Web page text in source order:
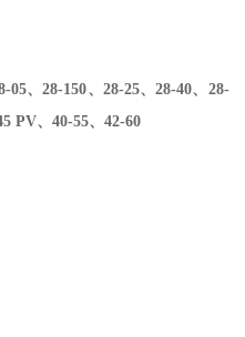
05、28-150、 28-25、28-40、 28-
PV、40-55、42-60